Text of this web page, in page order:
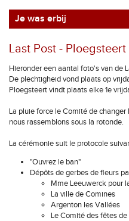
Je was erbij
Last Post -
Hieronder een aantal foto's van de
De plechtigheid vond plaats op
Ploegsteert vindt plaats elke 1e
La pluie force le Comité de
nous rassemblons sous la rotonde.
La cérémonie suit le protocole
"Ouvrez le ban"
Dépôts de gerbes de fleurs
Mme Leeuwerck pour
La ville de Comines
Argenton les Vallées
Le Comité des fêtes